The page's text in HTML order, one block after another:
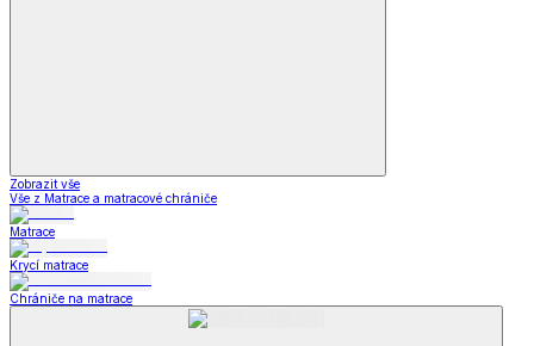
Zobrazit vše
Vše z Matrace a matracové chrániče
Matrace
Krycí matrace
Chrániče na matrace